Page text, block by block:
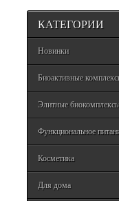
КАТЕГОРИИ
Новинки
Биоактивные
Элитные
Функциональное
Косметика
Для дома